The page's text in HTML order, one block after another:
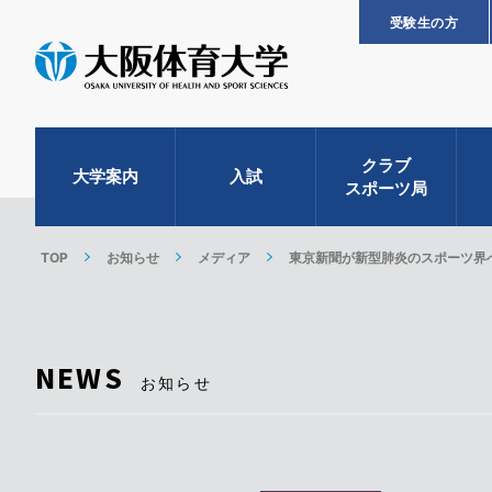
受験生の方
大学案内 入試
クラブ
スポーツ局
TOP お知らせ メディア 東京新聞が新型肺炎のスポーツ
NEWS お知らせ